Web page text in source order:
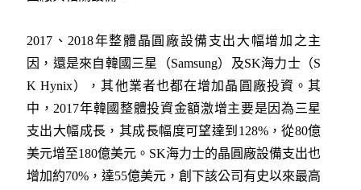
2017、2018年整體晶圓廠設備支出大幅增加之主
因，還是來自韓國三星（Samsung）及SK海力士（S
K Hynix），其他業者也都在增加晶圓廠投資。其
中，2017年韓國整體投資金額激增主要是因為三星
支出大幅成長，其成長幅度可望達到128%，從80億
美元增至180億美元。SK海力士的晶圓廠設備支出也
增加約70%，達55億美元，創下該公司有史以來最高